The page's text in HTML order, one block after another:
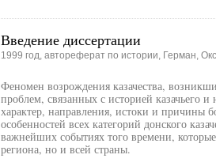
Введение диссертации
1999 год, автореферат по истории, Герман,
Феномен возрождения казачества,
проблем, связанных с историей казачьего
характер, направления, истоки и причины
особенностей всех категорий донского
важнейших событиях того времени,
региона, но и всей страны.